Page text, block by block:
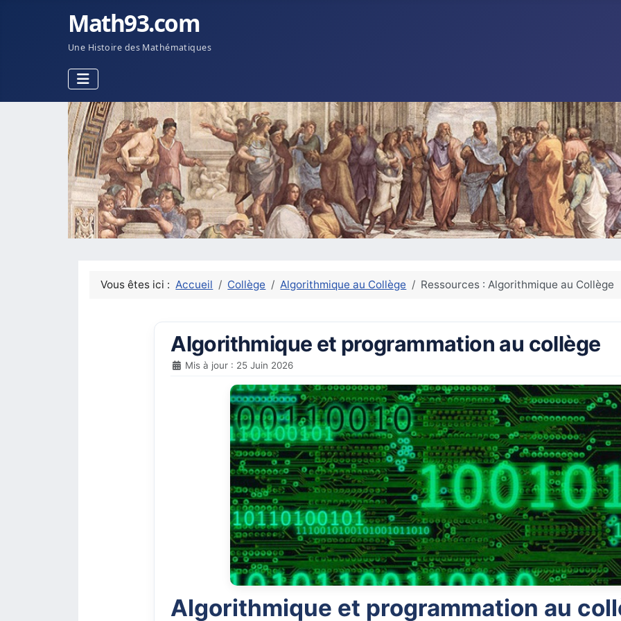
Math93.com
Une Histoire des Mathématiques
Vous êtes ici :Accueil Collège Algorithmique au Collège Ressources : Algorithmique au Collège
Algorithmique et programmation au collège
Mis à jour : 25 Juin 2026
Algorithmique et programmation au